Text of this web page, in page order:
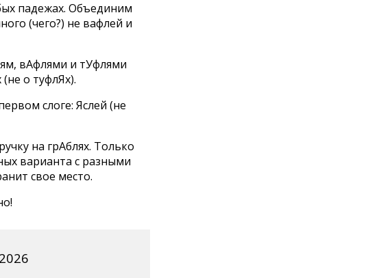
падежах. Объединим
(чего?) не вафлей и
вАфлями и тУфлями
о туфлЯх).
слоге: Яслей (не
на грАблях. Только
варианта с разными
свое место.